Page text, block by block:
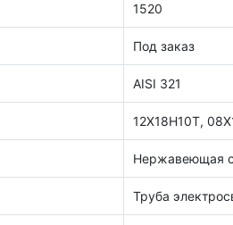
1520
Под заказ
AISI 321
12Х18Н10Т,
Нержавеющая
Труба